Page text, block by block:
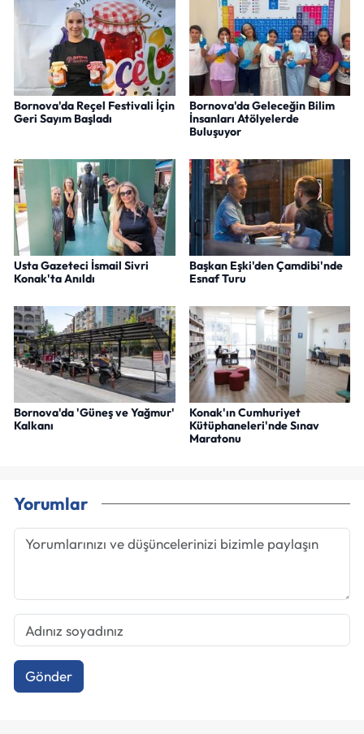
Bornova'da Reçel Festivali İçin
Geri Sayım Başladı
Bornova'da Geleceğin Bilim
İnsanları Atölyelerde
Buluşuyor
Usta Gazeteci İsmail Sivri
Konak'ta Anıldı
Başkan Eşki'den Çamdibi'nde
Esnaf Turu
Bornova'da 'Güneş ve Yağmur'
Kalkanı
Konak'ın Cumhuriyet
Kütüphaneleri'nde Sınav
Maratonu
Yorumlar
Gönder